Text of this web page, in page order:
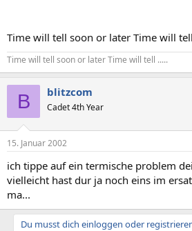
Time will tell soon or later Time will tell
Time will tell soon or later Time will tell .....
B blitzcom
Cadet 4th Year
15. Januar 2002
ich tippe auf ein termische problem
vielleicht hast dur ja noch eins im
ma...
Du musst dich einloggen oder